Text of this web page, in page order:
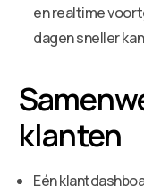
en realtime
dagen sneller
klanten
Eén